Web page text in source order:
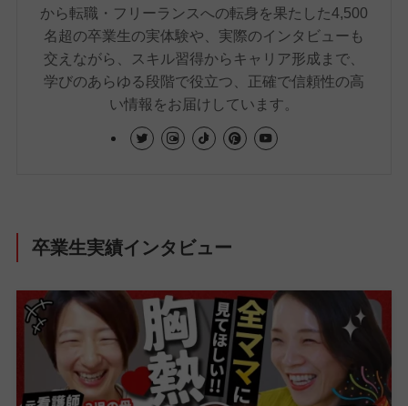
から転職・フリーランスへの転身を果たした4,500
名超の卒業生の実体験や、実際のインタビューも
交えながら、スキル習得からキャリア形成まで、
学びのあらゆる段階で役立つ、正確で信頼性の高
い情報をお届けしています。
卒業生実績インタビュー